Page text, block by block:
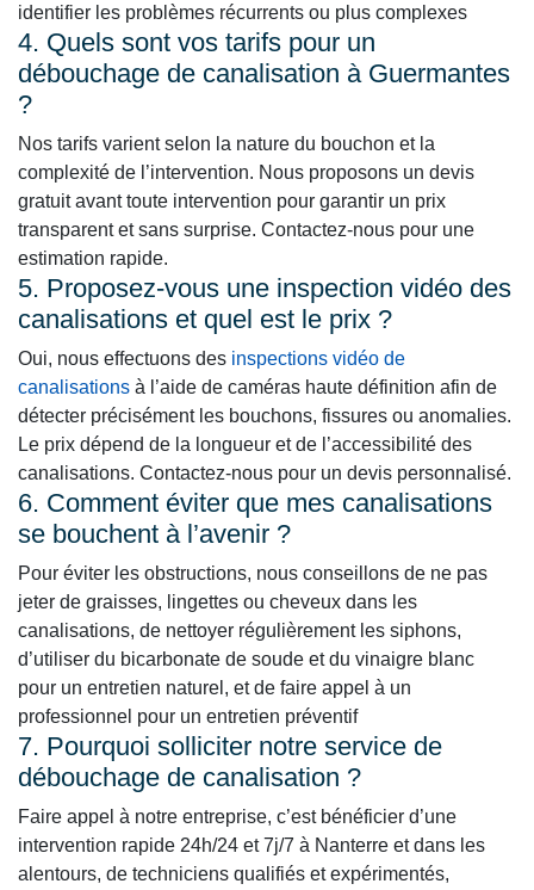
identifier les problèmes récurrents ou plus complexes
4. Quels sont vos tarifs pour un
débouchage de canalisation à Guermantes
?
Nos tarifs varient selon la nature du bouchon et la
complexité de l’intervention. Nous proposons un devis
gratuit avant toute intervention pour garantir un prix
transparent et sans surprise. Contactez-nous pour une
estimation rapide.
5. Proposez-vous une inspection vidéo des
canalisations et quel est le prix ?
Oui, nous effectuons des inspections vidéo de
canalisations à l’aide de caméras haute définition afin de
détecter précisément les bouchons, fissures ou anomalies.
Le prix dépend de la longueur et de l’accessibilité des
canalisations. Contactez-nous pour un devis personnalisé.
6. Comment éviter que mes canalisations
se bouchent à l’avenir ?
Pour éviter les obstructions, nous conseillons de ne pas
jeter de graisses, lingettes ou cheveux dans les
canalisations, de nettoyer régulièrement les siphons,
d’utiliser du bicarbonate de soude et du vinaigre blanc
pour un entretien naturel, et de faire appel à un
professionnel pour un entretien préventif
7. Pourquoi solliciter notre service de
débouchage de canalisation ?
Faire appel à notre entreprise, c’est bénéficier d’une
intervention rapide 24h/24 et 7j/7 à Nanterre et dans les
alentours, de techniciens qualifiés et expérimentés,